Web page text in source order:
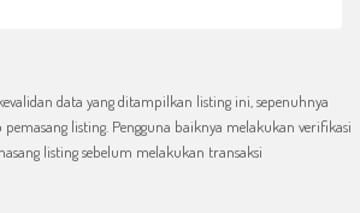
data yang ditampilkan listing ini, sepenuhnya
listing. Pengguna baiknya melakukan verifikasi
listing sebelum melakukan transaksi